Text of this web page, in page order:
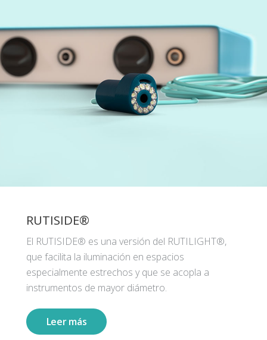
RUTISIDE®
El RUTISIDE® es una versión del RUTILIGHT®,
que facilita la iluminación en espacios
especialmente estrechos y que se acopla a
instrumentos de mayor diámetro.
Leer más